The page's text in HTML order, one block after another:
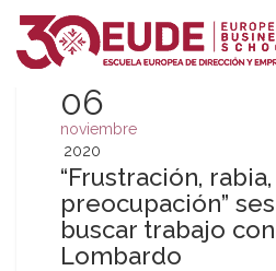
06
noviembre
2020
“Frustración, rabia,
preocupación”
buscar trabajo
Lombardo